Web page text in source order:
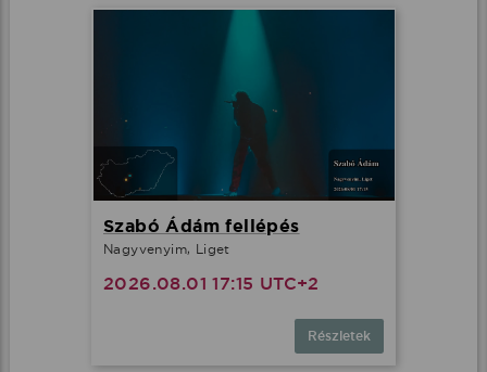
Szabó Ádám fellépés
Nagyvenyim, Liget
2026.08.01 17:15 UTC+2
Részletek